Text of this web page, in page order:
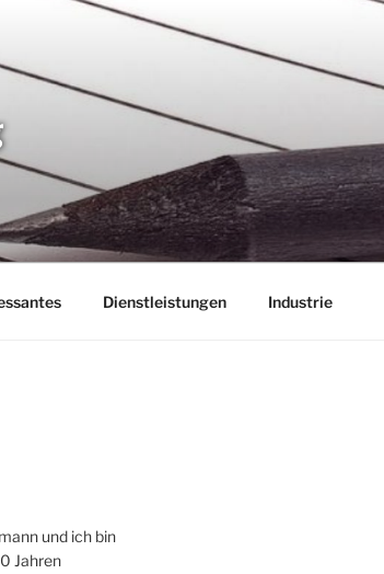
Dienstleistungen Industrie
und ich bin
Jahren